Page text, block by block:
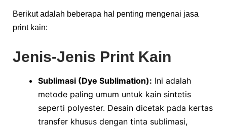
Berikut adalah beberapa hal penting mengenai jasa
print kain:
Jenis-Jenis Print Kain
Sublimasi (Dye Sublimation): Ini adalah
metode paling umum untuk kain sintetis
seperti polyester. Desain dicetak pada kertas
transfer khusus dengan tinta sublimasi,